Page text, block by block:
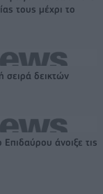
τους μέχρι το
σειρά δεικτών
άνοιξε τις